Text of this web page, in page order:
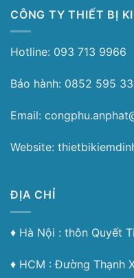
CÔNG TY THIẾT BỊ
Hotline: 093 713 9966
Bảo hành: 0852 595
Email:
Website:
ĐỊA CHỈ
♦︎ Hà Nội : thôn Quyết
♦︎ HCM : Đường Thạnh